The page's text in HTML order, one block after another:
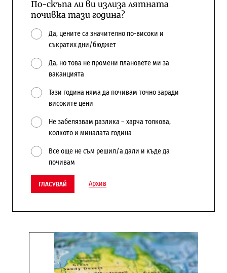
По-скъпа ли ви излиза лятната
почивка тази година?
Да, цените са значително по-високи и
съкратих дни/бюджет
Да, но това не промени плановете ми за
ваканцията
Тази година няма да почивам точно заради
високите цени
Не забелязвам разлика – харча толкова,
колкото и миналата година
Все още не съм решил/а дали и къде да
почивам
ГЛАСУВАЙ Архив